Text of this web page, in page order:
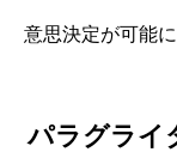
意思決定が可能に
パラグライ